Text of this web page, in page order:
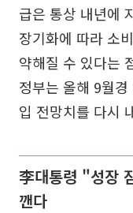
급은 통상 내년에
장기화에 따라 소
약해질 수 있다는
정부는 올해 9월
입 전망치를 다시
李대통령 "성장
깬다